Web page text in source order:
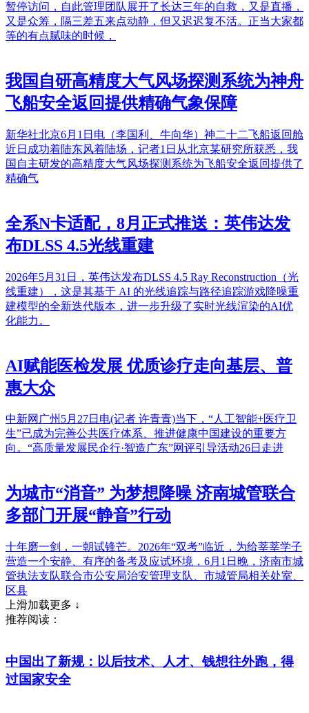
暂停访问，自此管理团队展开了长达三年的自救，又是直播，
又是众筹，隔三差五来点动静，但又迟迟复不活。正当大家都
等的有点腻味的时候，
我国自研高精度大气风场探测系统为神舟
飞船安全返回提供精确气象保障
新华社北京6月1日电（李国利、牛向华）神二十二飞船返回舱
近日成功着陆东风着陆场，记者1日从北京某研究所获悉，我
国自主研发的高精度大气风场探测系统为飞船安全返回提供了
精确气
全系N卡适配，8月正式推送：英伟达发
布DLSS 4.5光线重建
2026年5月31日，英伟达发布DLSS 4.5 Ray Reconstruction（光
线重建），这是其基于 AI 的光线追踪与路径追踪游戏降噪重
建模型的全新迭代版本，进一步升级了实时光线渲染的AI优
化能力。
AI赋能医检发展 优质诊疗走向基层、普
惠大众
中新网广州5月27日电(记者 许青青)当下，“人工智能+医疗卫
生”已成为完善公共医疗体系、推进健康中国建设的重要方
向。“高质量发展民企行·智造广东”网评引导活动26日走进
为城市“消音” 为梦想降噪 济南城管联合
多部门开展“静音”行动
十年磨一剑，一朝试锋芒。2026年“双考”临近，为给莘莘学子
营造一个安静、有序的备考及应试环境，6月1日晚，济南市城
管执法支队联合市公安局治安管理支队、市城管局相关处室、
区县
上滑加载更多 ↓
推荐阅读：
中国出了新规：以后技术、人才、钱想往外跑，得
过国家安全